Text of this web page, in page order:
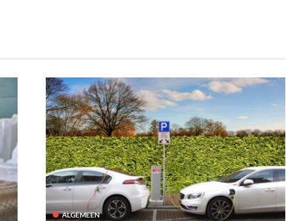
ALGEMEEN